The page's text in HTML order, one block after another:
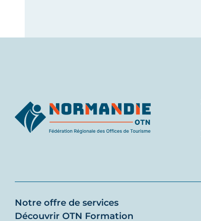
Notre offre de services
Découvrir OTN Formation